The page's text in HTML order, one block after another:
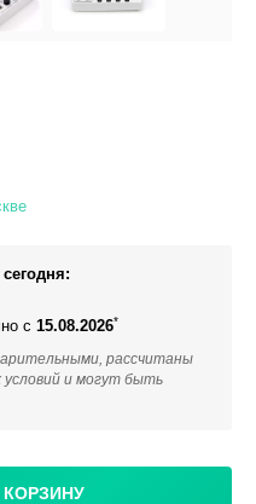
с 15.08.2026*
рассчитаны
условий и могут быть